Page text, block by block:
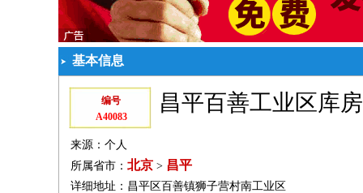
基本信息
编号
A40083
昌平百善工业区库
来源：个人
所属省市： 北京 > 昌平
详细地址：昌平区百善镇狮子营村南工业区